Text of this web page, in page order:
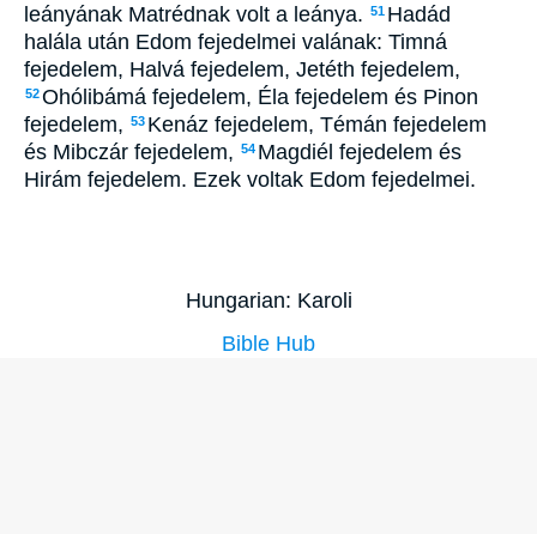
leányának Matrédnak volt a leánya. 51 Hadád
halála után Edom fejedelmei valának: Timná
fejedelem, Halvá fejedelem, Jetéth fejedelem,
52Ohólibámá fejedelem, Éla fejedelem és Pinon
fejedelem, 53 Kenáz fejedelem, Témán fejedelem
és Mibczár fejedelem, 54 Magdiél fejedelem és
Hirám fejedelem. Ezek voltak Edom fejedelmei.
Hungarian: Karoli
Bible Hub